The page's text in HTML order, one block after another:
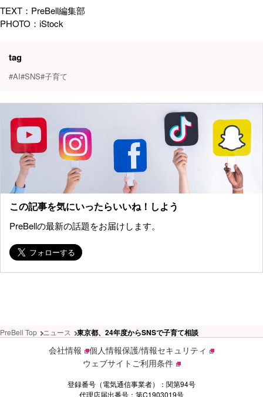
TEXT：PreBell編集部
PHOTO：iStock
tag
#AI#SNS#子育て
この記事を気にいったらいいね！しよう
PreBellの最新の話題をお届けします。
PreBell Top ニュース 東京都、24年度からSNSで子育て相談
会社情報
個人情報保護/情報セキュリティ
ウェブサイトご利用条件
登録番号（電気通信事業者）：関第94号
代理店届出番号：第C1903019号